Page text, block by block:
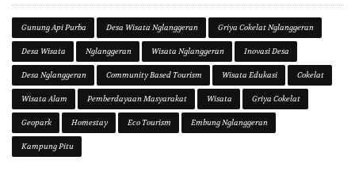
Gunung Api Purba Desa Wisata Nglanggeran Griya Cokelat Nglanggeran
Desa Wisata Nglanggeran Wisata Nglanggeran Inovasi Desa
Desa Nglanggeran Community Based Tourism Wisata Edukasi Cokelat
Wisata Alam Pemberdayaan Masyarakat Wisata Griya Cokelat
Geopark Homestay Eco Tourism Embung Nglanggeran
Kampung Pitu